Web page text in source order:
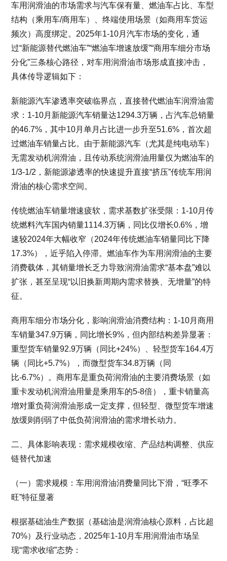
车用润滑油的市场需求与汽车保有量、燃油车占比、车型
结构（乘用车/商用车）、终端使用场景（如商用车货运
频次）高度绑定。2025年1-10月汽车市场的变化，通
过“新能源替代燃油车”“燃油车增速放缓”“商用车细分市场
分化”三条核心路径，对车用润滑油市场形成直接冲击，
具体传导逻辑如下：
新能源汽车渗透率突破临界点，直接替代燃油车润滑油需
求：1-10月新能源汽车销量达1294.3万辆，占汽车总销量
的46.7%，其中10月单月占比进一步升至51.6%，首次超
过燃油车销量占比。由于新能源汽车（尤其是纯电动车）
无需发动机润滑油，且传动系统润滑油用量仅为燃油车的
1/3-1/2，新能源渗透率的快速提升直接“挤压”传统车用润
滑油的核心需求空间。
传统燃油车销量增速疲软，需求基数扩张受限：1-10月传
统燃料汽车国内销量1114.3万辆，同比仅增长0.6%，增
速较2024年大幅收窄（2024年传统燃油车销量同比下降
17.3%），近乎陷入停滞。燃油车作为车用润滑油的主要
消费载体，其销量增长乏力导致润滑油需求“基本盘”难以
扩张，甚至呈现“以旧换新周期内需求替换、无增量”的特
征。
商用车细分市场分化，影响润滑油消费结构：1-10月商用
车销量347.9万辆，同比增长9%，但内部结构差异显著：
重型货车销量92.9万辆（同比+24%）、轻型货车164.4万
辆（同比+5.7%），而微型货车34.8万辆（同
比-6.7%）。商用车是重负荷润滑油的主要消费场景（如
重卡发动机润滑油用量是乘用车的5-8倍），重卡销量高
增对重负荷润滑油形成一定支撑，但轻型、微型货车增速
放缓则削弱了中低负荷润滑油的需求增长动力。
二、具体影响表现：需求规模收缩、产品结构调整、供应
链替代加速
（一）需求规模：车用润滑油消费量同比下滑，“旺季不
旺”特征显著
根据基础油生产数据（基础油是润滑油核心原料，占比超
70%）及行业动态，2025年1-10月车用润滑油市场呈
现“需求收缩”态势：